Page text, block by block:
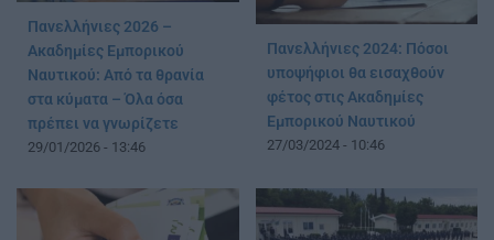
Πανελλήνιες 2026 –
Ακαδημίες Εμπορικού
Ναυτικού: Από τα θρανία
στα κύματα – Όλα όσα
πρέπει να γνωρίζετε
29/01/2026 - 13:46
Πανελλήνιες 2024: Πόσοι
υποψήφιοι θα εισαχθούν
φέτος στις Ακαδημίες
Εμπορικού Ναυτικού
27/03/2024 - 10:46